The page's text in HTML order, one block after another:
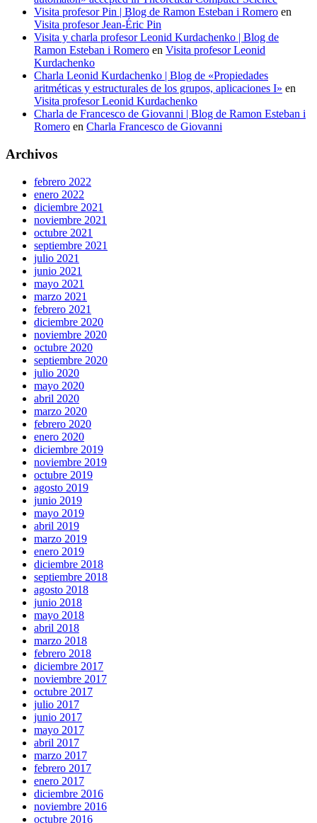
Visita profesor Pin | Blog de Ramon Esteban i Romero en
Visita profesor Jean-Éric Pin
Visita y charla profesor Leonid Kurdachenko | Blog de
Ramon Esteban i Romero en Visita profesor Leonid
Kurdachenko
Charla Leonid Kurdachenko | Blog de «Propiedades
aritméticas y estructurales de los grupos, aplicaciones I» en
Visita profesor Leonid Kurdachenko
Charla de Francesco de Giovanni | Blog de Ramon Esteban i
Romero en Charla Francesco de Giovanni
Archivos
febrero 2022
enero 2022
diciembre 2021
noviembre 2021
octubre 2021
septiembre 2021
julio 2021
junio 2021
mayo 2021
marzo 2021
febrero 2021
diciembre 2020
noviembre 2020
octubre 2020
septiembre 2020
julio 2020
mayo 2020
abril 2020
marzo 2020
febrero 2020
enero 2020
diciembre 2019
noviembre 2019
octubre 2019
agosto 2019
junio 2019
mayo 2019
abril 2019
marzo 2019
enero 2019
diciembre 2018
septiembre 2018
agosto 2018
junio 2018
mayo 2018
abril 2018
marzo 2018
febrero 2018
diciembre 2017
noviembre 2017
octubre 2017
julio 2017
junio 2017
mayo 2017
abril 2017
marzo 2017
febrero 2017
enero 2017
diciembre 2016
noviembre 2016
octubre 2016